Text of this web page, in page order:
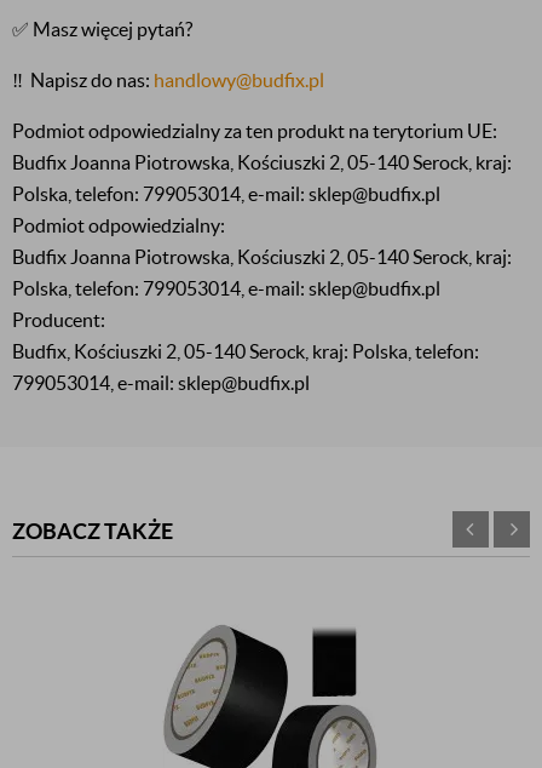
✅ Masz więcej pytań?
‼️ Napisz do nas: handlowy@budfix.pl
Podmiot odpowiedzialny za ten produkt na terytorium UE:
Budfix Joanna Piotrowska, Kościuszki 2, 05-140 Serock, kraj:
Polska, telefon: 799053014, e-mail: sklep@budfix.pl
Podmiot odpowiedzialny:
Budfix Joanna Piotrowska, Kościuszki 2, 05-140 Serock, kraj:
Polska, telefon: 799053014, e-mail: sklep@budfix.pl
Producent:
Budfix, Kościuszki 2, 05-140 Serock, kraj: Polska, telefon:
799053014, e-mail: sklep@budfix.pl
ZOBACZ TAKŻE